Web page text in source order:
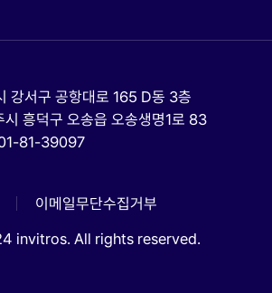
강서구 공항대로 165 D동 3층
시 흥덕구 오송읍 오송생명1로 83
81-39097
이메일무단수집거부
invitros. All rights reserved.